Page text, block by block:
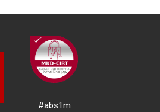
#abs1m